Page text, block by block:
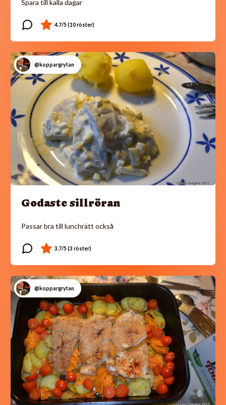
Spara till kalla dagar
@koppargrytan
Godaste sillröran
Passar bra till lunchrätt också
@koppargrytan